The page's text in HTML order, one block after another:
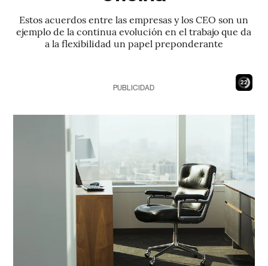
Estos acuerdos entre las empresas y los CEO son un
ejemplo de la continua evolución en el trabajo que da
a la flexibilidad un papel preponderante
21
PUBLICIDAD